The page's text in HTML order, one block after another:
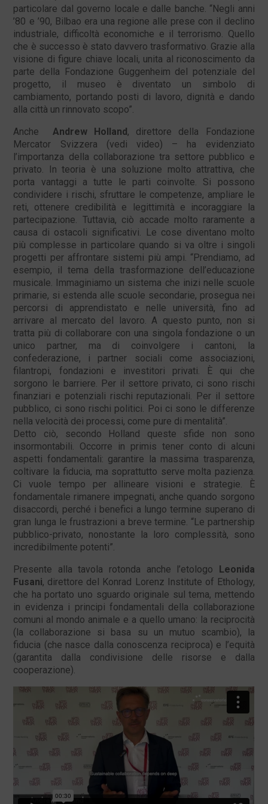
particolare dal governo locale e dalle banche. “Negli anni
’80 e ’90, Bilbao era una regione alle prese con il declino
industriale, difficoltà economiche e il terrorismo. Quello
che è successo è stato davvero trasformativo. Grazie alla
visione di figure chiave locali, unita al riconoscimento da
parte della Fondazione Guggenheim del potenziale del
progetto, il museo è diventato un simbolo di
cambiamento, portando posti di lavoro, dignità e dando
alla città un rinnovato scopo”.
Anche Andrew Holland , direttore della Fondazione
Mercator Svizzera (vedi video) – ha evidenziato
l’importanza della collaborazione tra settore pubblico e
privato. In teoria è una soluzione molto attrattiva, che
porta vantaggi a tutte le parti coinvolte. Si possono
condividere i rischi, sfruttare le competenze, ampliare le
reti, ottenere credibilità e legittimità e incoraggiare la
partecipazione. Tuttavia, ciò accade molto raramente a
causa di ostacoli significativi. Le cose diventano molto
più complesse in particolare quando si va oltre i singoli
progetti per affrontare sistemi più ampi. “Prendiamo, ad
esempio, il tema della trasformazione dell’educazione
musicale. Immaginiamo un sistema che inizi nelle scuole
primarie, si estenda alle scuole secondarie, prosegua nei
percorsi di apprendistato e nelle università, fino ad
arrivare al mercato del lavoro. A questo punto, non si
tratta più di collaborare con una singola fondazione o un
unico partner, ma di coinvolgere i cantoni, la
confederazione, i partner sociali come associazioni,
filantropi, fondazioni e investitori privati. È qui che
sorgono le barriere. Per il settore privato, ci sono rischi
finanziari e potenziali rischi reputazionali. Per il settore
pubblico, ci sono rischi politici. Poi ci sono le differenze
nella velocità dei processi, come pure di mentalità”.
Detto ciò, secondo Holland queste sfide non sono
insormontabili. Occorre in primis tener conto di alcuni
aspetti fondamentali: garantire la massima trasparenza,
coltivare la fiducia, ma soprattutto serve molta pazienza.
Ci vuole tempo per allineare visioni e strategie. È
fondamentale rimanere impegnati, anche quando sorgono
disaccordi, perché i benefici a lungo termine superano di
gran lunga le frustrazioni a breve termine. “Le partnership
pubblico-privato, nonostante la loro complessità, sono
incredibilmente potenti”.
Presente alla tavola rotonda anche l’etologo
Leonida
Fusani, direttore del Konrad Lorenz Institute of Ethology,
che ha portato uno sguardo originale sul tema, mettendo
in evidenza i principi fondamentali della collaborazione
comuni al mondo animale e a quello umano: la reciprocità
(la collaborazione si basa su un mutuo scambio), la
fiducia (che nasce dalla conoscenza reciproca) e l’equità
(garantita dalla condivisione delle risorse e dalla
cooperazione).